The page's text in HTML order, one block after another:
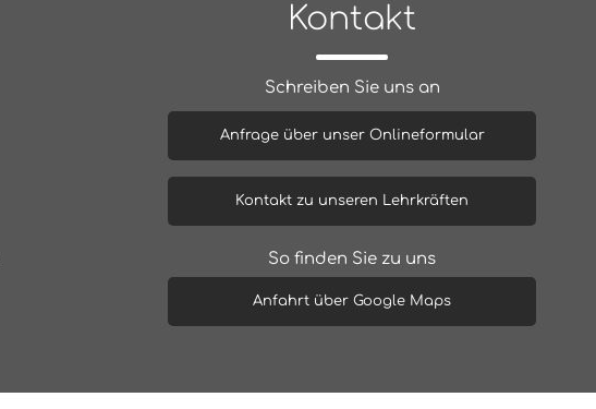
Kontakt
Schreiben Sie uns an
Anfrage über unser Onlineformular
Kontakt zu unseren Lehrkräften
So finden Sie zu uns
Anfahrt über Google Maps